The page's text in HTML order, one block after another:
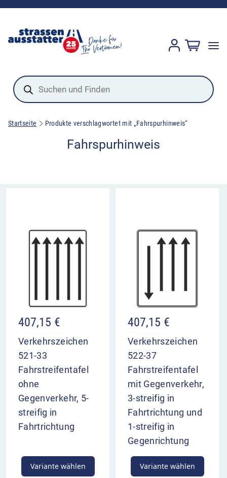
Products
search
Startseite Produkte verschlagwortet mit „Fahrspurhinweis“
Fahrspurhinweis
407,15 €
Verkehrszeichen
521-33
Fahrstreifentafel
ohne
Gegenverkehr, 5-
streifig in
Fahrtrichtung
Variante wählen
407,15 €
Verkehrszeichen
522-37
Fahrstreifentafel
mit Gegenverkehr,
3-streifig in
Fahrtrichtung und
1-streifig in
Gegenrichtung
Variante wählen